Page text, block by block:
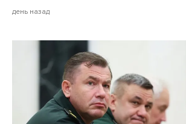
день назад